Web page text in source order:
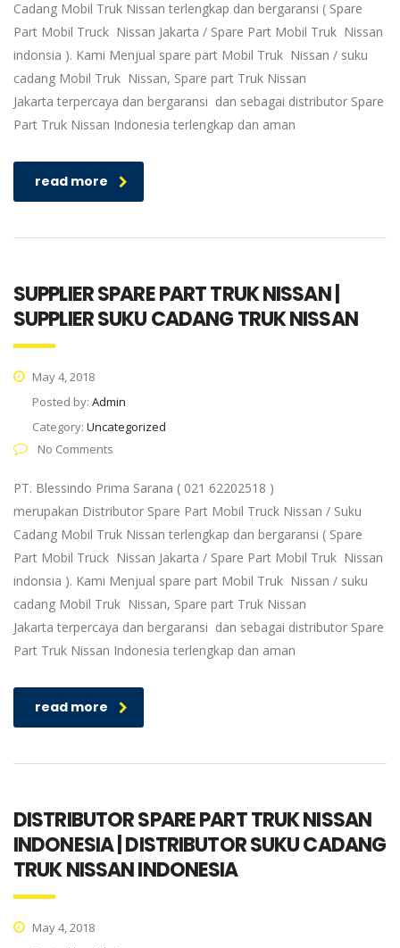
Cadang Mobil Truk Nissan terlengkap dan bergaransi ( Spare
Part Mobil Truck Nissan Jakarta / Spare Part Mobil Truk Nissan
indonsia ). Kami Menjual spare part Mobil Truk Nissan / suku
cadang Mobil Truk Nissan, Spare part Truk Nissan
Jakarta terpercaya dan bergaransi dan sebagai distributor Spare
Part Truk Nissan Indonesia terlengkap dan aman
read more
SUPPLIER SPARE PART TRUK NISSAN |
SUPPLIER SUKU CADANG TRUK NISSAN
May 4, 2018
Posted by: Admin
Category: Uncategorized
No Comments
PT. Blessindo Prima Sarana ( 021 62202518 )
merupakan Distributor Spare Part Mobil Truck Nissan / Suku
Cadang Mobil Truk Nissan terlengkap dan bergaransi ( Spare
Part Mobil Truck Nissan Jakarta / Spare Part Mobil Truk Nissan
indonsia ). Kami Menjual spare part Mobil Truk Nissan / suku
cadang Mobil Truk Nissan, Spare part Truk Nissan
Jakarta terpercaya dan bergaransi dan sebagai distributor Spare
Part Truk Nissan Indonesia terlengkap dan aman
read more
DISTRIBUTOR SPARE PART TRUK NISSAN
INDONESIA | DISTRIBUTOR SUKU CADANG
TRUK NISSAN INDONESIA
May 4, 2018